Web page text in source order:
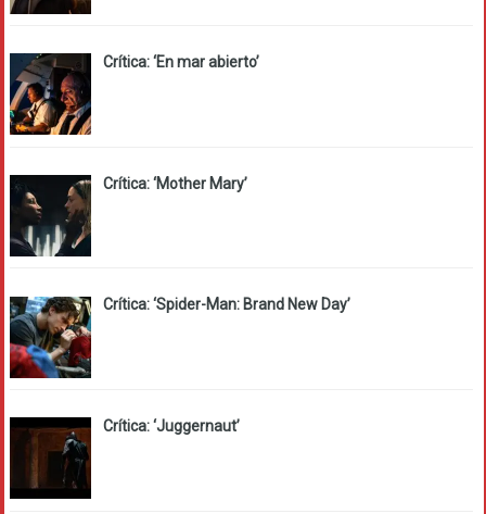
Crítica: ‘En mar abierto’
Crítica: ‘Mother Mary’
Crítica: ‘Spider-Man: Brand New Day’
Crítica: ‘Juggernaut’